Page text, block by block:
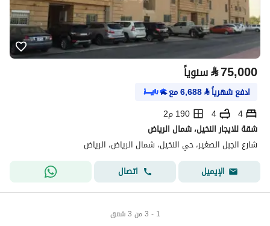
⃁75,000 سنوياً
ادفع شهرياً⃁
6,688مع
4
4
190 م2
شقة للايجار النخيل، شمال الرياض
شارع الجبل الصغير، حي النخيل، شمال الرياض، الرياض
الإيميل
اتصال
1 - 3 من 3 شقق